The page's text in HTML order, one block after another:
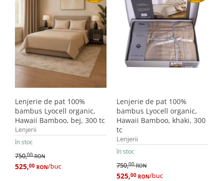
Lenjerie de pat 100%
bambus Lyocell organic,
Hawaii Bamboo, bej, 300 tc
Lenjerii
în stoc
750,00 RON
525,00 RON/buc
Lenjerie de pat 100%
bambus Lyocell organic,
Hawaii Bamboo, khaki, 300
tc
Lenjerii
în stoc
750,00 RON
525,00 RON/buc